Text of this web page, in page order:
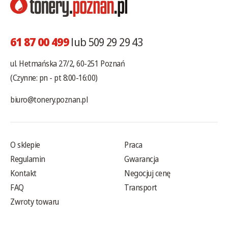
61 87 00 499lub 509 29 29 43
ul. Hetmańska 27/2, 60-251 Poznań
(Czynne: pn - pt 8:00-16:00)
biuro@tonery.poznan.pl
O sklepie
Regulamin
Kontakt
FAQ
Zwroty towaru
Praca
Gwarancja
Negocjuj cenę
Transport